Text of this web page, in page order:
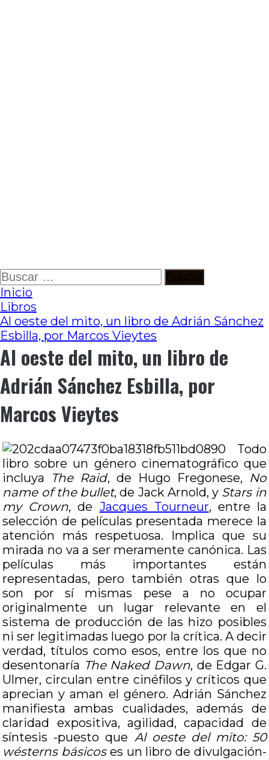
Ir
al
contenido
Buscar:
Inicio
Libros
Al oeste del mito, un libro de Adrián Sánchez
Esbilla, por Marcos Vieytes
Al oeste del mito, un libro de
Adrián Sánchez Esbilla, por
Marcos Vieytes
Todo
libro sobre un género cinematográfico que
incluya
The Raid, de Hugo Fregonese, No
name of the bullet, de Jack Arnold, y Stars in
my Crown, de Jacques Tourneur, entre la
selección de películas presentada merece la
atención más respetuosa. Implica que su
mirada no va a ser meramente canónica. Las
películas más importantes están
representadas, pero también otras que lo
son por sí mismas pese a no ocupar
originalmente un lugar relevante en el
sistema de producción de las hizo posibles
ni ser legitimadas luego por la crítica. A decir
verdad, títulos como esos, entre los que no
desentonaría The Naked Dawn, de Edgar G.
Ulmer, circulan entre cinéfilos y críticos que
aprecian y aman el género. Adrián Sánchez
manifiesta ambas cualidades, además de
claridad expositiva, agilidad, capacidad de
síntesis -puesto que Al oeste del mito: 50
wésterns básicoses un libro de divulgación-